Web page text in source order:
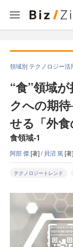
領域別 テクノロジー活
“食”領域
クへの期
せる「外
食領域-1
阿部 傑[著] / 貝沼 篤[
テクノロジートレンド